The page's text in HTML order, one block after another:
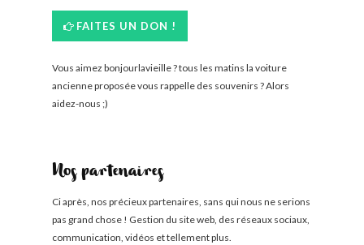
FAITES UN DON !
Vous aimez bonjourlavieille ? tous les matins la voiture
ancienne proposée vous rappelle des souvenirs ? Alors
aidez-nous ;)
Nos partenaires
Ci après, nos précieux partenaires, sans qui nous ne serions
pas grand chose ! Gestion du site web, des réseaux sociaux,
communication, vidéos et tellement plus.